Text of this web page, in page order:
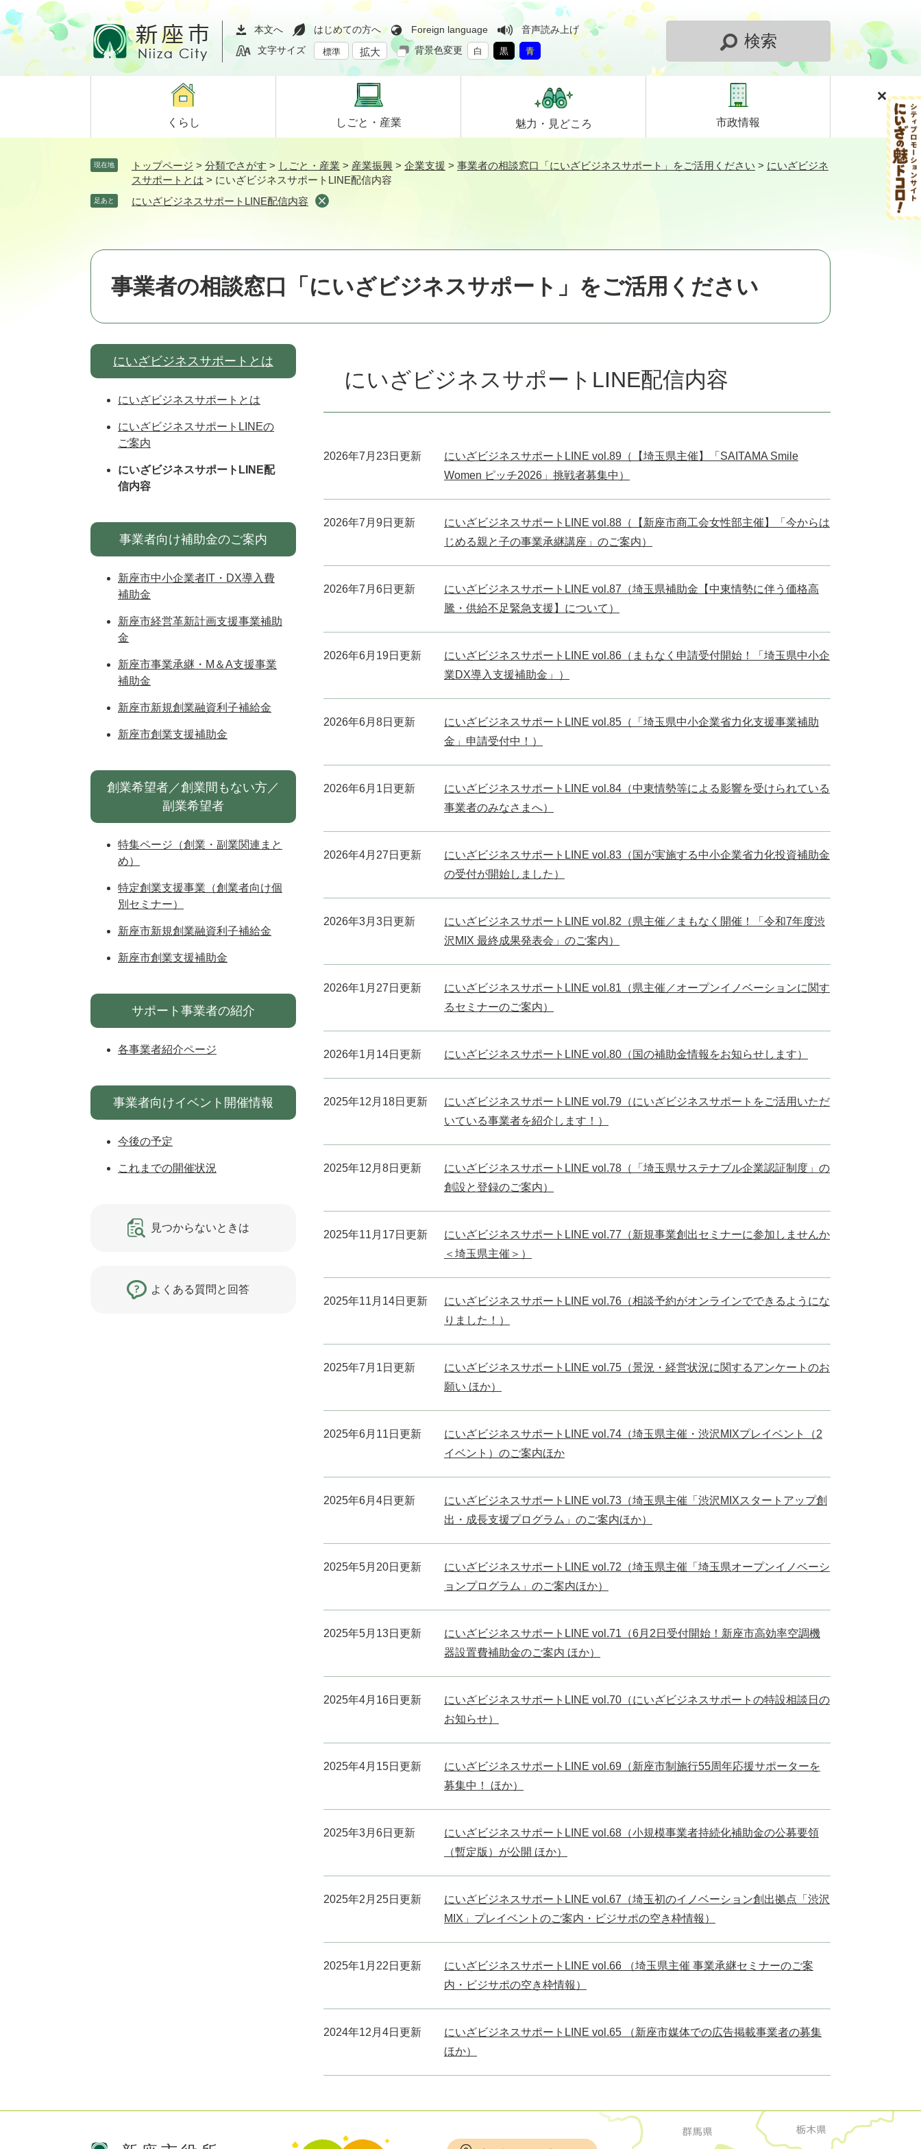
ペ
ー
ジ
メ
ニ
ュ
て
本文へ はじめての方へ Foreign language
音声読み上げ
文字サイズ
標準 拡大 背景色変更 白 黒 青
検索
くらし しごと・ 産業 魅力・ 見どころ 市政情報
現在地 トップページ > 分類でさがす > しごと・産業 > 産業振興 > 企業支援 > 事業者の相談窓口「にいざビジネスサポート」をご活用ください > にいざビジネ
スサポートとは > にいざビジネスサポートLINE配信内容
足あと にいざビジネスサポートLINE配信内容
事業者の相談窓口「にいざビジネスサポート」をご活用ください
にいざビジネスサポートLINE配信内容
2026年7月23日更新
にいざビジネスサポートLINE vol.89（【埼玉県主催】「SAITAMA Smile
Women ピッチ2026」挑戦者募集中）
2026年7月9日更新
にいざビジネスサポートLINE vol.88（【新座市商工会女性部主催】「今からは
じめる親と子の事業承継講座」のご案内）
2026年7月6日更新
にいざビジネスサポートLINE vol.87（埼玉県補助金【中東情勢に伴う価格高
騰・供給不足緊急支援】について）
2026年6月19日更新
にいざビジネスサポートLINE vol.86（まもなく申請受付開始！「埼玉県中小企
業DX導入支援補助金」）
2026年6月8日更新
にいざビジネスサポートLINE vol.85（「埼玉県中小企業省力化支援事業補助
金」申請受付中！）
2026年6月1日更新
にいざビジネスサポートLINE vol.84（中東情勢等による影響を受けられている
事業者のみなさまへ）
2026年4月27日更新
にいざビジネスサポートLINE vol.83（国が実施する中小企業省力化投資補助金
の受付が開始しました）
2026年3月3日更新
にいざビジネスサポートLINE vol.82（県主催／まもなく開催！「令和7年度渋
沢MIX 最終成果発表会」のご案内）
2026年1月27日更新
にいざビジネスサポートLINE vol.81（県主催／オープンイノベーションに関す
るセミナーのご案内）
2026年1月14日更新 にいざビジネスサポートLINE vol.80（国の補助金情報をお知らせします）
2025年12月18日更新
にいざビジネスサポートLINE vol.79（にいざビジネスサポートをご活用いただ
いている事業者を紹介します！）
2025年12月8日更新
にいざビジネスサポートLINE vol.78（「埼玉県サステナブル企業認証制度」の
創設と登録のご案内）
2025年11月17日更新
にいざビジネスサポートLINE vol.77（新規事業創出セミナーに参加しませんか
＜埼玉県主催＞）
2025年11月14日更新
にいざビジネスサポートLINE vol.76（相談予約がオンラインでできるようにな
りました！）
2025年7月1日更新
にいざビジネスサポートLINE vol.75（景況・経営状況に関するアンケートのお
願い ほか）
2025年6月11日更新
にいざビジネスサポートLINE vol.74（埼玉県主催・渋沢MIXプレイベント（2
イベント）のご案内ほか
2025年6月4日更新
にいざビジネスサポートLINE vol.73（埼玉県主催「渋沢MIXスタートアップ創
出・成長支援プログラム」のご案内ほか）
2025年5月20日更新
にいざビジネスサポートLINE vol.72（埼玉県主催「埼玉県オープンイノベーシ
ョンプログラム」のご案内ほか）
2025年5月13日更新
にいざビジネスサポートLINE vol.71（6月2日受付開始！新座市高効率空調機
器設置費補助金のご案内 ほか）
2025年4月16日更新
にいざビジネスサポートLINE vol.70（にいざビジネスサポートの特設相談日の
お知らせ）
2025年4月15日更新
にいざビジネスサポートLINE vol.69（新座市制施行55周年応援サポーターを
募集中！ ほか）
2025年3月6日更新
にいざビジネスサポートLINE vol.68（小規模事業者持続化補助金の公募要領
（暫定版）が公開 ほか）
2025年2月25日更新
にいざビジネスサポートLINE vol.67（埼玉初のイノベーション創出拠点「渋沢
MIX」プレイベントのご案内・ビジサポの空き枠情報）
2025年1月22日更新
にいざビジネスサポートLINE vol.66 （埼玉県主催 事業承継セミナーのご案
内・ビジサポの空き枠情報）
2024年12月4日更新
にいざビジネスサポートLINE vol.65 （新座市媒体での広告掲載事業者の募集
ほか）
にいざビジネスサポートとは
にいざビジネスサポートとは
にいざビジネスサポートLINEの
ご案内
にいざビジネスサポートLINE配
信内容
事業者向け補助金のご案内
新座市中小企業者IT・DX導入費
補助金
新座市経営革新計画支援事業補助
金
新座市事業承継・M＆A支援事業
補助金
新座市新規創業融資利子補給金
新座市創業支援補助金
創業希望者／創業間もない方／
副業希望者
特集ページ（創業・副業関連まと
め）
特定創業支援事業（創業者向け個
別セミナー）
新座市新規創業融資利子補給金
新座市創業支援補助金
サポート事業者の紹介
各事業者紹介ページ
事業者向けイベント開催情報
今後の予定
これまでの開催状況
見つからないときは
よくある質問と回答